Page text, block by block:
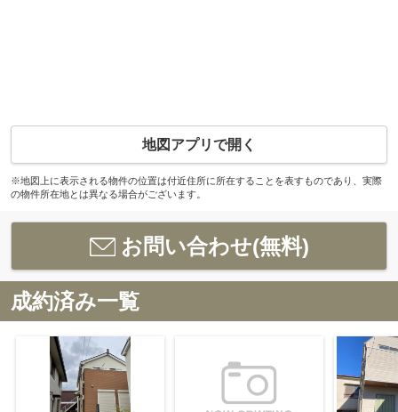
地図アプリで開く
※地図上に表示される物件の位置は付近住所に所在することを表すものであり、実際
の物件所在地とは異なる場合がございます。
お問い合わせ(無料)
成約済み一覧